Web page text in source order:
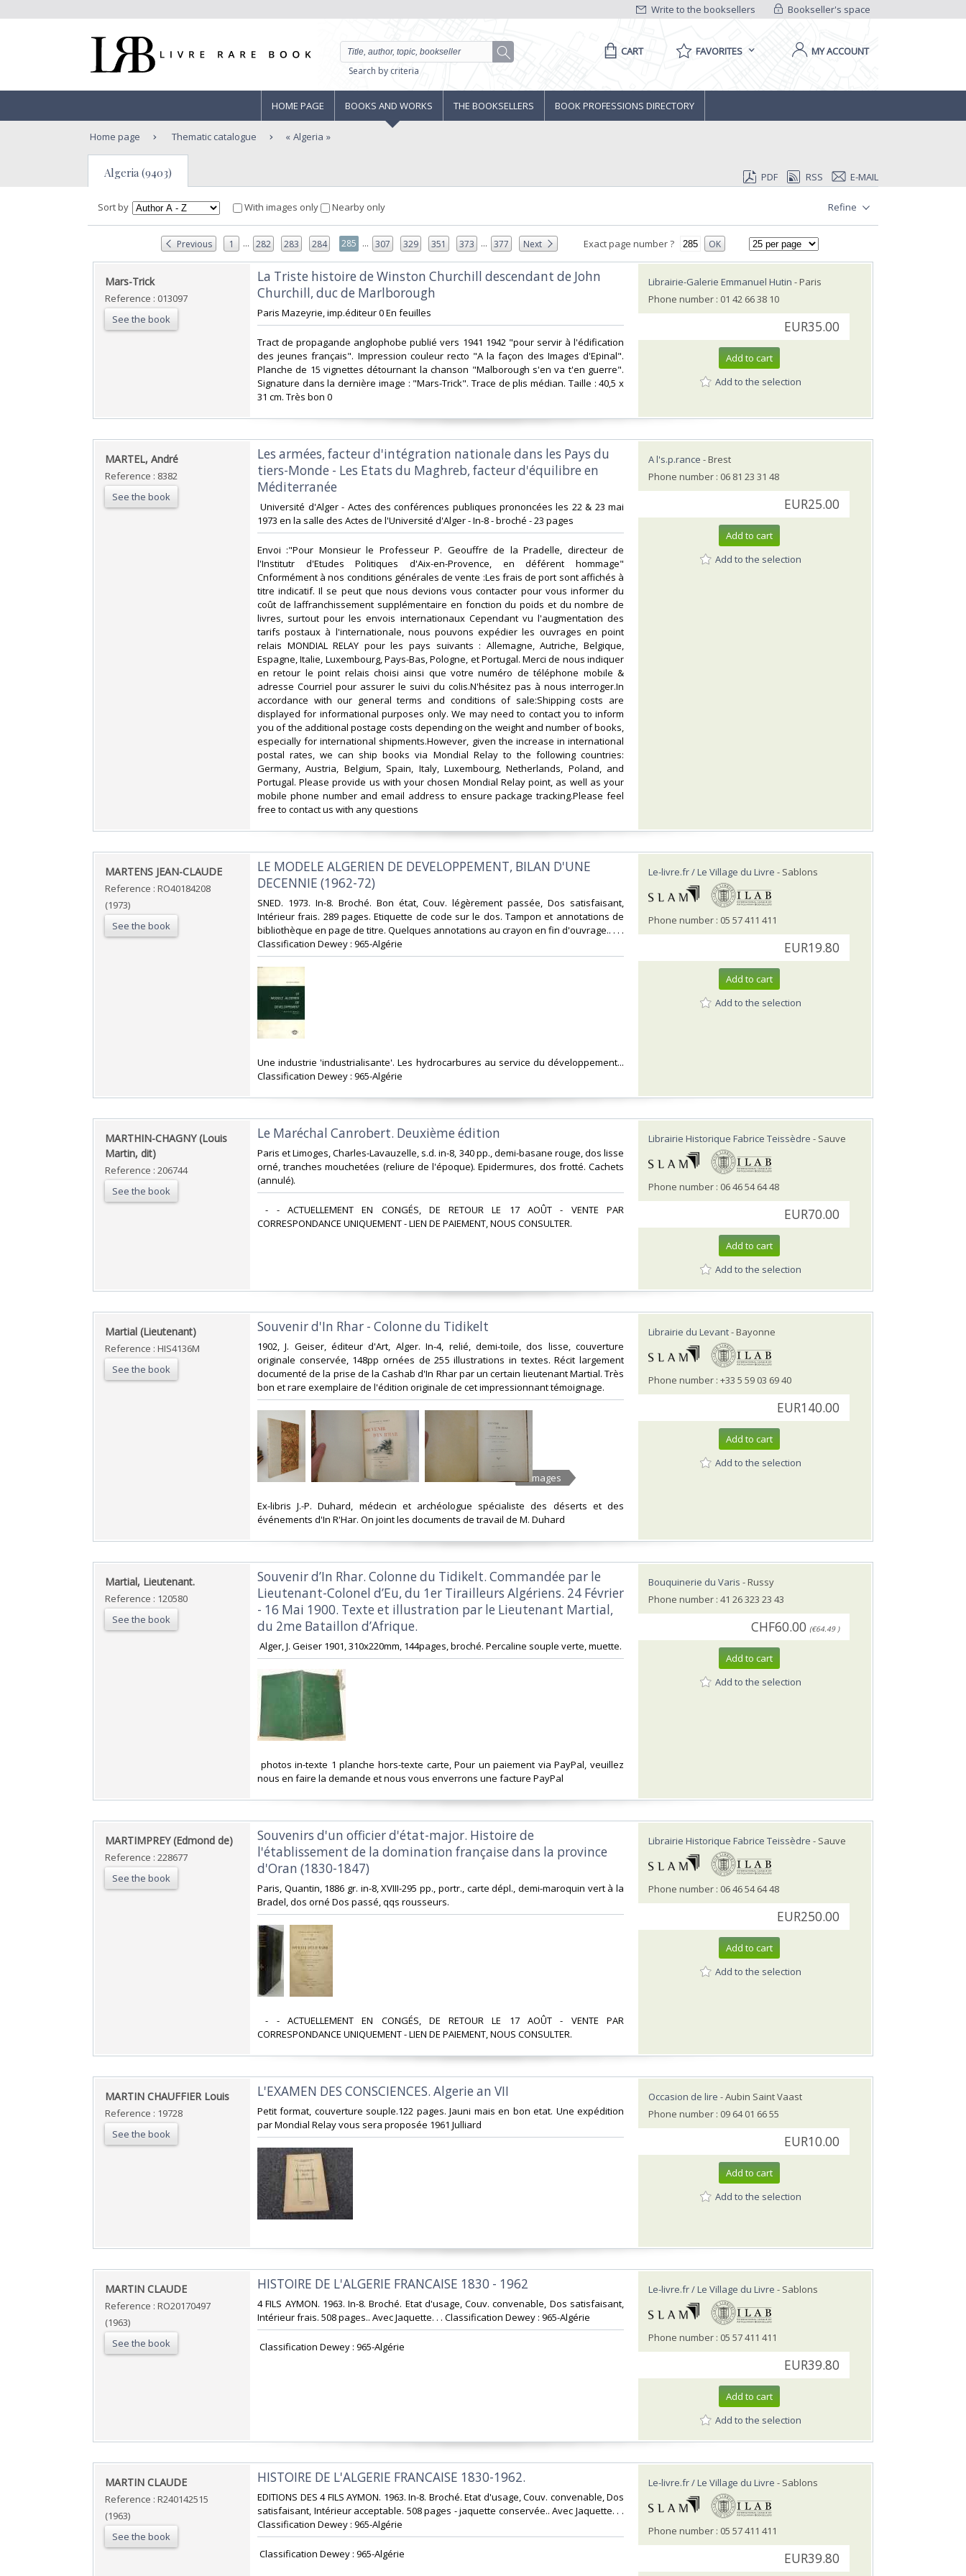
Bookseller's space
Write to the booksellers
Search by criteria
CART FAVORITES MY ACCOUNT
HOME PAGE BOOKS AND WORKS THE BOOKSELLERS BOOK PROFESSIONS DIRECTORY
Home page Thematic catalogue Algeria
Algeria (9403) PDF RSS E-MAIL
Sort by With images only Nearby only Refine
Previous 1 ... 282 283 284 285 ... 307 329 351 373 ... 377 Next Exact page number ? OK
‎Mars-Trick‎
Reference : 013097
See the book
‎La Triste histoire de Winston Churchill descendant de John
Churchill, duc de Marlborough‎
‎Paris Mazeyrie, imp.éditeur 0 En feuilles ‎
‎Tract de propagande anglophobe publié vers 1941 1942 "pour servir à l'édification
des jeunes français". Impression couleur recto "A la façon des Images d'Epinal".
Planche de 15 vignettes détournant la chanson "Malborough s'en va t'en guerre".
Signature dans la dernière image : "Mars-Trick". Trace de plis médian. Taille : 40,5 x
31 cm. Très bon 0‎
Librairie-Galerie Emmanuel Hutin - Paris
Phone number : 01 42 66 38 10
EUR35.00
Add to cart
Add to the selection
‎MARTEL, André ‎
Reference : 8382
See the book
‎Les armées, facteur d'intégration nationale dans les Pays du
tiers-Monde - Les Etats du Maghreb, facteur d'équilibre en
Méditerranée‎
‎ Université d'Alger - Actes des conférences publiques prononcées les 22 & 23 mai
1973 en la salle des Actes de l'Université d'Alger - In-8 - broché - 23 pages‎
‎Envoi :"Pour Monsieur le Professeur P. Geouffre de la Pradelle, directeur de
l'Institutr d'Etudes Politiques d'Aix-en-Provence, en déférent hommage"
Cnformément à nos conditions générales de vente :Les frais de port sont affichés à
titre indicatif. Il se peut que nous devions vous contacter pour vous informer du
coût de laffranchissement supplémentaire en fonction du poids et du nombre de
livres, surtout pour les envois internationaux Cependant vu l'augmentation des
tarifs postaux à l'internationale, nous pouvons expédier les ouvrages en point
relais MONDIAL RELAY pour les pays suivants : Allemagne, Autriche, Belgique,
Espagne, Italie, Luxembourg, Pays-Bas, Pologne, et Portugal. Merci de nous indiquer
en retour le point relais choisi ainsi que votre numéro de téléphone mobile &
adresse Courriel pour assurer le suivi du colis.N'hésitez pas à nous interroger.In
accordance with our general terms and conditions of sale:Shipping costs are
displayed for informational purposes only. We may need to contact you to inform
you of the additional postage costs depending on the weight and number of books,
especially for international shipments.However, given the increase in international
postal rates, we can ship books via Mondial Relay to the following countries:
Germany, Austria, Belgium, Spain, Italy, Luxembourg, Netherlands, Poland, and
Portugal. Please provide us with your chosen Mondial Relay point, as well as your
mobile phone number and email address to ensure package tracking.Please feel
free to contact us with any questions‎
A l's.p.rance - Brest
Phone number : 06 81 23 31 48
EUR25.00
Add to cart
Add to the selection
‎MARTENS JEAN-CLAUDE‎
Reference : RO40184208
(1973)
See the book
‎LE MODELE ALGERIEN DE DEVELOPPEMENT, BILAN D'UNE
DECENNIE (1962-72)‎
‎SNED. 1973. In-8. Broché. Bon état, Couv. légèrement passée, Dos satisfaisant,
Intérieur frais. 289 pages. Etiquette de code sur le dos. Tampon et annotations de
bibliothèque en page de titre. Quelques annotations au crayon en fin d'ouvrage.. . . .
Classification Dewey : 965-Algérie‎
‎Une industrie 'industrialisante'. Les hydrocarbures au service du développement...
Classification Dewey : 965-Algérie‎
Le-livre.fr / Le Village du Livre - Sablons
Phone number : 05 57 411 411
EUR19.80
Add to cart
Add to the selection
‎MARTHIN-CHAGNY (Louis
Martin, dit)‎
Reference : 206744
See the book
‎Le Maréchal Canrobert. Deuxième édition‎
‎Paris et Limoges, Charles-Lavauzelle, s.d. in-8, 340 pp., demi-basane rouge, dos lisse
orné, tranches mouchetées (reliure de l'époque). Epidermures, dos frotté. Cachets
(annulé).‎
‎ - - ACTUELLEMENT EN CONGÉS, DE RETOUR LE 17 AOÛT - VENTE PAR
CORRESPONDANCE UNIQUEMENT - LIEN DE PAIEMENT, NOUS CONSULTER.‎
Librairie Historique Fabrice Teissèdre - Sauve
Phone number : 06 46 54 64 48
EUR70.00
Add to cart
Add to the selection
‎Martial (Lieutenant)‎
Reference : HIS4136M
See the book
‎Souvenir d'In Rhar - Colonne du Tidikelt‎
‎1902, J. Geiser, éditeur d'Art, Alger. In-4, relié, demi-toile, dos lisse, couverture
originale conservée, 148pp ornées de 255 illustrations in textes. Récit largement
documenté de la prise de la Cashab d'In Rhar par un certain lieutenant Martial. Très
bon et rare exemplaire de l'édition originale de cet impressionnant témoignage.‎
4 Images
‎Ex-libris J.-P. Duhard, médecin et archéologue spécialiste des déserts et des
événements d'In R'Har. On joint les documents de travail de M. Duhard‎
Librairie du Levant- Bayonne
Phone number : +33 5 59 03 69 40
EUR140.00
Add to cart
Add to the selection
‎Martial, Lieutenant.‎
Reference : 120580
See the book
‎Souvenir d’In Rhar. Colonne du Tidikelt. Commandée par le
Lieutenant-Colonel d’Eu, du 1er Tirailleurs Algériens. 24 Février
- 16 Mai 1900. Texte et illustration par le Lieutenant Martial,
du 2me Bataillon d’Afrique.‎
‎ Alger, J. Geiser 1901, 310x220mm, 144pages, broché. Percaline souple verte, muette. ‎
‎ photos in-texte 1 planche hors-texte carte, Pour un paiement via PayPal, veuillez
nous en faire la demande et nous vous enverrons une facture PayPal‎
Bouquinerie du Varis - Russy
Phone number : 41 26 323 23 43
CHF60.00 (€64.49 )
Add to cart
Add to the selection
‎MARTIMPREY (Edmond de)‎
Reference : 228677
See the book
‎Souvenirs d'un officier d'état-major. Histoire de
l'établissement de la domination française dans la province
d'Oran (1830-1847)‎
‎Paris, Quantin, 1886 gr. in-8, XVIII-295 pp., portr., carte dépl., demi-maroquin vert à la
Bradel, dos orné Dos passé, qqs rousseurs.‎
‎ - - ACTUELLEMENT EN CONGÉS, DE RETOUR LE 17 AOÛT - VENTE PAR
CORRESPONDANCE UNIQUEMENT - LIEN DE PAIEMENT, NOUS CONSULTER.‎
Librairie Historique Fabrice Teissèdre - Sauve
Phone number : 06 46 54 64 48
EUR250.00
Add to cart
Add to the selection
‎MARTIN CHAUFFIER Louis‎
Reference : 19728
See the book
‎L'EXAMEN DES CONSCIENCES. Algerie an VII‎
‎Petit format, couverture souple.122 pages. Jauni mais en bon etat. Une expédition
par Mondial Relay vous sera proposée 1961 Julliard‎
Occasion de lire - Aubin Saint Vaast
Phone number : 09 64 01 66 55
EUR10.00
Add to cart
Add to the selection
‎MARTIN CLAUDE‎
Reference : RO20170497
(1963)
See the book
‎HISTOIRE DE L'ALGERIE FRANCAISE 1830 - 1962‎
‎4 FILS AYMON. 1963. In-8. Broché. Etat d'usage, Couv. convenable, Dos satisfaisant,
Intérieur frais. 508 pages.. Avec Jaquette. . . Classification Dewey : 965-Algérie‎
‎ Classification Dewey : 965-Algérie‎
Le-livre.fr / Le Village du Livre - Sablons
Phone number : 05 57 411 411
EUR39.80
Add to cart
Add to the selection
‎MARTIN CLAUDE‎
Reference : R240142515
(1963)
See the book
‎HISTOIRE DE L'ALGERIE FRANCAISE 1830-1962.‎
‎EDITIONS DES 4 FILS AYMON. 1963. In-8. Broché. Etat d'usage, Couv. convenable, Dos
satisfaisant, Intérieur acceptable. 508 pages - jaquette conservée.. Avec Jaquette. . .
Classification Dewey : 965-Algérie‎
‎ Classification Dewey : 965-Algérie‎
Le-livre.fr / Le Village du Livre - Sablons
Phone number : 05 57 411 411
EUR39.80